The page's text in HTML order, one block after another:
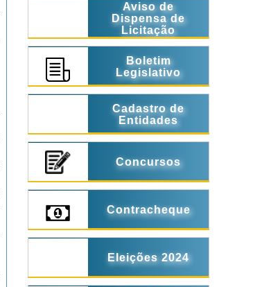
Aviso de
Dispensa de
Licitação
Boletim
Legislativo
Cadastro de
Entidades
Concursos
Contracheque
Eleições 2024